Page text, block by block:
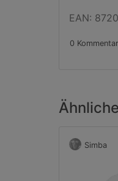
EAN:
0
Simba